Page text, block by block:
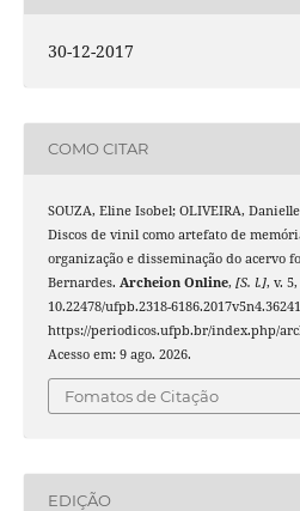
30-12-2017
COMO CITAR
SOUZA, Eline Isobel; OLIVEIRA,
Discos de vinil como artefato de
organização e disseminação do acervo
Bernardes. Archeion Online, [S. l.], v.
10.22478/ufpb.2318-
https://periodicos.ufpb.br/index.php/
Acesso em: 9 ago. 2026.
Fomatos de Citação
EDIÇÃO